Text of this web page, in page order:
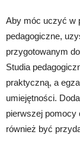
Aby móc uczyć w
pedagogiczne,
przygotowanym
Studia
praktyczną, a
umiejętności.
pierwszej
również być